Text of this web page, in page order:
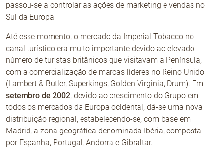
passou-se a controlar as ações de marketing e vendas no
Sul da Europa.
Até esse momento, o mercado da Imperial Tobacco no
canal turístico era muito importante devido ao elevado
número de turistas britânicos que visitavam a Península,
com a comercialização de marcas líderes no Reino Unido
(Lambert & Butler, Superkings, Golden Virginia, Drum). Em
setembro de 2002, devido ao crescimento do Grupo em
todos os mercados da Europa ocidental, dá-se uma nova
distribuição regional, estabelecendo-se, com base em
Madrid, a zona geográfica denominada Ibéria, composta
por Espanha, Portugal, Andorra e Gibraltar.